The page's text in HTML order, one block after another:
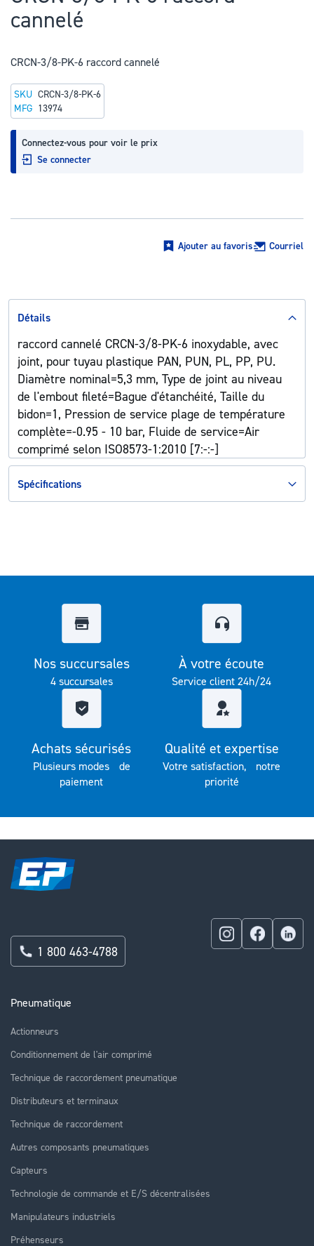
début
la
d’images
cannelé
CRCN-3/8-PK-6 raccord cannelé
Connectez-vous pour voir le prix
Se connecter
SKU CRCN-3/8-PK-6
MFG 13974
Ajouter au favoris Courriel
Détails
raccord cannelé CRCN-3/8-PK-6 inoxydable, avec
joint, pour tuyau plastique PAN, PUN, PL, PP, PU.
Diamètre nominal=5,3 mm, Type de joint au niveau
de l'embout fileté=Bague d'étanchéité, Taille du
bidon=1, Pression de service plage de température
complète=-0.95 - 10 bar, Fluide de service=Air
comprimé selon ISO8573-1:2010 [7:-:-]
Spécifications
Nos succursales
4 succursales
À votre écoute
Service client 24h/24
Achats sécurisés
Plusieurs modes de
paiement
Qualité et expertise
Votre satisfaction, notre
priorité
Pneumatique
Actionneurs
Conditionnement de l'air comprimé
Technique de raccordement pneumatique
Distributeurs et terminaux
Technique de raccordement
Autres composants pneumatiques
Capteurs
Technologie de commande et E/S décentralisées
Manipulateurs industriels
Préhenseurs
1 800 463-4788